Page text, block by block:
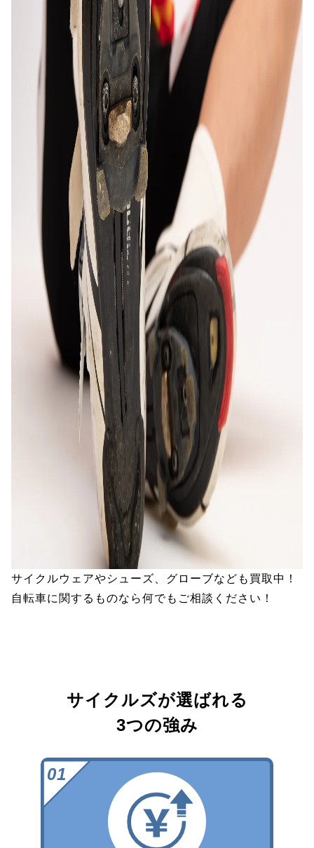
サイクルウェアやシューズ、グローブなども買取中！
自転車に関するものなら何でもご相談ください！
サイクルズが選ばれる
3つの強み